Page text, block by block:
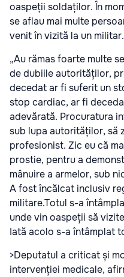
oaspeții soldaților. În
se aflau mai multe
venit în vizită la un militar.
„Au rămas foarte multe
de dubiile autorităților,
decedat ar fi suferit un
stop cardiac, ar fi
adevărată. Procuratura
sub lupa autorităților, să
profesionist. Zic eu că
prostie, pentru a
mânuire a armelor, sub
A fost încălcat inclusiv
militare.Totul s-a
unde vin oaspeții să
Iată acolo s-a întâmplat
>Deputatul a criticat și
intervenției medicale,